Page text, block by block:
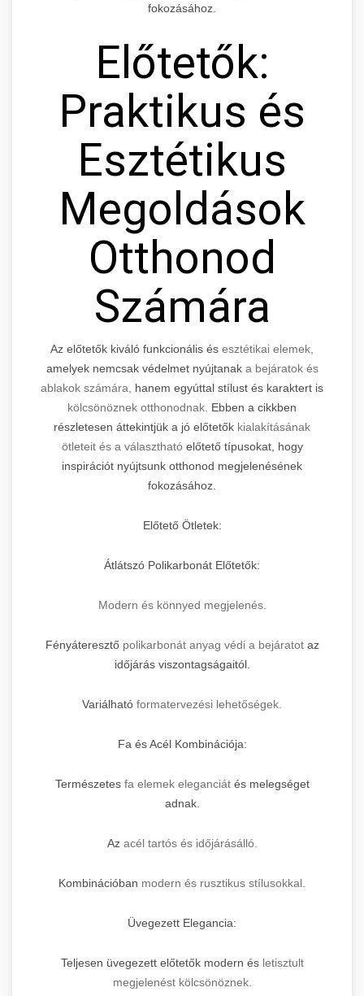
fokozásához.
Előtetők:
Praktikus és
Esztétikus
Megoldások
Otthonod
Számára
Az előtetők kiváló funkcionális és esztétikai elemek,
amelyek nemcsak védelmet nyújtanak a bejáratok és
ablakok számára, hanem egyúttal stílust és karaktert is
kölcsönöznek otthonodnak. Ebben a cikkben
részletesen áttekintjük a jó előtetők kialakításának
ötleteit és a választhatóelőtető típusokat, hogy
inspirációt nyújtsunk otthonod megjelenésének
fokozásához.
Előtető Ötletek:
Átlátszó Polikarbonát Előtetők:
Modern és könnyed megjelenés.
Fényáteresztőpolikarbonát anyag védi a bejáratot az
időjárás viszontagságaitól.
Variálható formatervezési lehetőségek.
Fa és Acél Kombinációja:
Természetesfa elemek eleganciátés melegséget
adnak.
Az acél tartós és időjárásálló.
Kombinációban modern és rusztikus stílusokkal.
Üvegezett Elegancia:
Teljesen üvegezett előtetők modern és letisztult
megjelenést kölcsönöznek.